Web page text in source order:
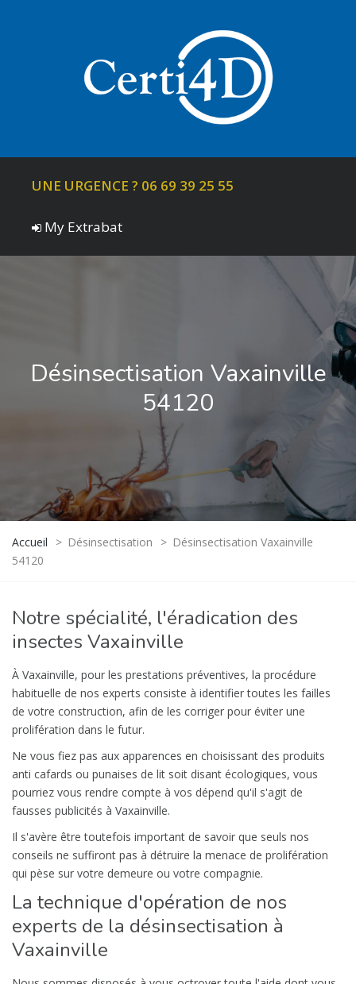
UNE URGENCE ? 06 69 39 25 55
My Extrabat
Désinsectisation Vaxainville
54120
Accueil > Désinsectisation > Désinsectisation Vaxainville
54120
Notre spécialité, l'éradication des
insectes Vaxainville
À Vaxainville, pour les prestations préventives, la procédure
habituelle de nos experts consiste à identifier toutes les failles
de votre construction, afin de les corriger pour éviter une
prolifération dans le futur.
Ne vous fiez pas aux apparences en choisissant des produits
anti cafards ou punaises de lit soit disant écologiques, vous
pourriez vous rendre compte à vos dépend qu'il s'agit de
fausses publicités à Vaxainville.
Il s'avère être toutefois important de savoir que seuls nos
conseils ne suffiront pas à détruire la menace de prolifération
qui pèse sur votre demeure ou votre compagnie.
La technique d'opération de nos
experts de la désinsectisation à
Vaxainville